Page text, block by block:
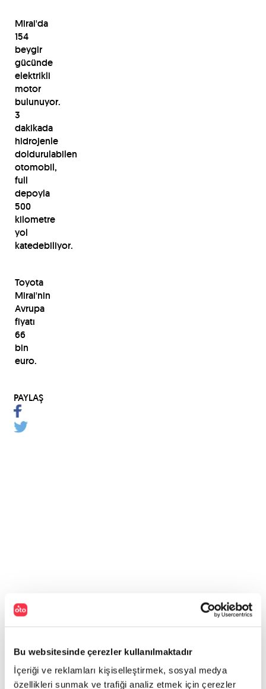
Bu websitesinde çerezler kullanılmaktadır
İçeriği ve reklamları kişiselleştirmek, sosyal medya
özellikleri sunmak ve trafiği analiz etmek için çerezler
Mirai'da
154
beygir
gücünde
elektrikli
motor
bulunuyor.
3
dakikada
hidrojenle
doldurulabilen
otomobil,
full
depoyla
500
kilometre
yol
katedebiliyor.
Toyota
Mirai'nin
Avrupa
fiyatı
66
bin
euro.
PAYLAŞ